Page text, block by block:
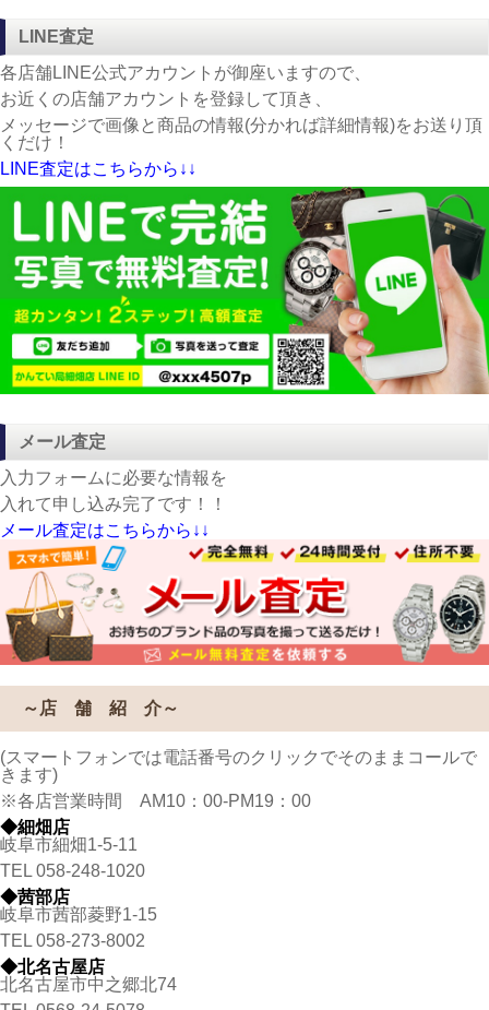
LINE査定
各店舗LINE公式アカウントが御座いますので、
お近くの店舗アカウントを登録して頂き、
メッセージで画像と商品の情報(分かれば詳細情報)をお送り頂
くだけ！
LINE査定はこちらから↓↓
メール査定
入力フォームに必要な情報を
入れて申し込み完了です！！
メール査定はこちらから↓↓
～店 舗 紹 介～
(スマートフォンでは電話番号のクリックでそのままコールで
きます)
※各店営業時間 AM10：00-PM19：00
◆細畑店
岐阜市細畑1-5-11
TEL058-248-1020
◆茜部店
岐阜市茜部菱野1-15
TEL058-273-8002
◆北名古屋店
北名古屋市中之郷北74